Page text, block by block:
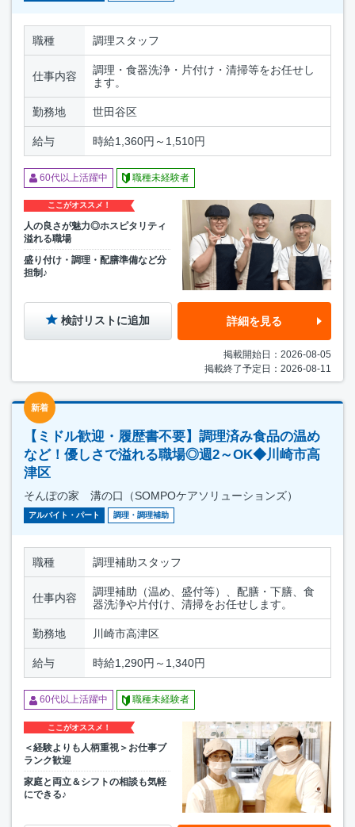
職種 調理スタッフ
仕事内容
調理・食器洗浄・片付け・清掃等をお任せし
ます。
勤務地 世田谷区
給与 時給1,360円～1,510円
60代以上活躍中 職種未経験者
ここがオススメ！
人の良さが魅力◎ホスピタリティ
溢れる職場
盛り付け・調理・配膳準備など分
担制♪
検討リストに追加 詳細を見る
掲載開始日：2026-08-05
掲載終了予定日：2026-08-11
新着
【ミドル歓迎・履歴書不要】調理済み食品の温め
など！優しさで溢れる職場◎週2～OK◆川崎市高
津区
そんぽの家 溝の口（SOMPOケアソリューションズ）
アルバイト・パート 調理・調理補助
職種 調理補助スタッフ
仕事内容
調理補助（温め、盛付等）、配膳・下膳、食
器洗浄や片付け、清掃をお任せします。
勤務地 川崎市高津区
給与 時給1,290円～1,340円
60代以上活躍中 職種未経験者
ここがオススメ！
＜経験よりも人柄重視＞お仕事ブ
ランク歓迎
家庭と両立＆シフトの相談も気軽
にできる♪